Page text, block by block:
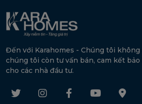
Đến với Karahomes - Chúng tôi không
chúng tôi còn tư vấn bán, cam kết
cho các nhà đầu tư.